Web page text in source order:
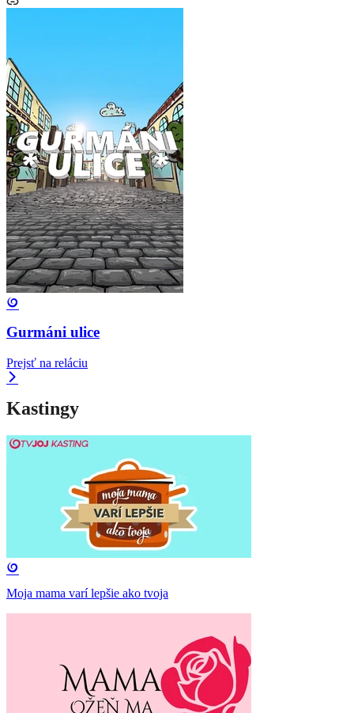
Gurmáni ulice
Prejsť na reláciu
Kastingy
Moja mama varí lepšie ako tvoja